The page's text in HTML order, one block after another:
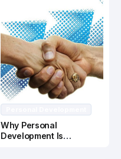
Why Personal
Development Is